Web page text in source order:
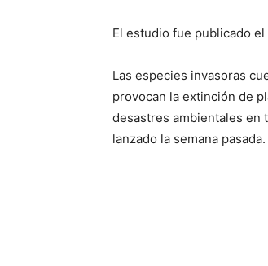
El estudio fue publicado
Las especies invasoras
provocan la extinción de
desastres ambientales en
lanzado la semana pasada.